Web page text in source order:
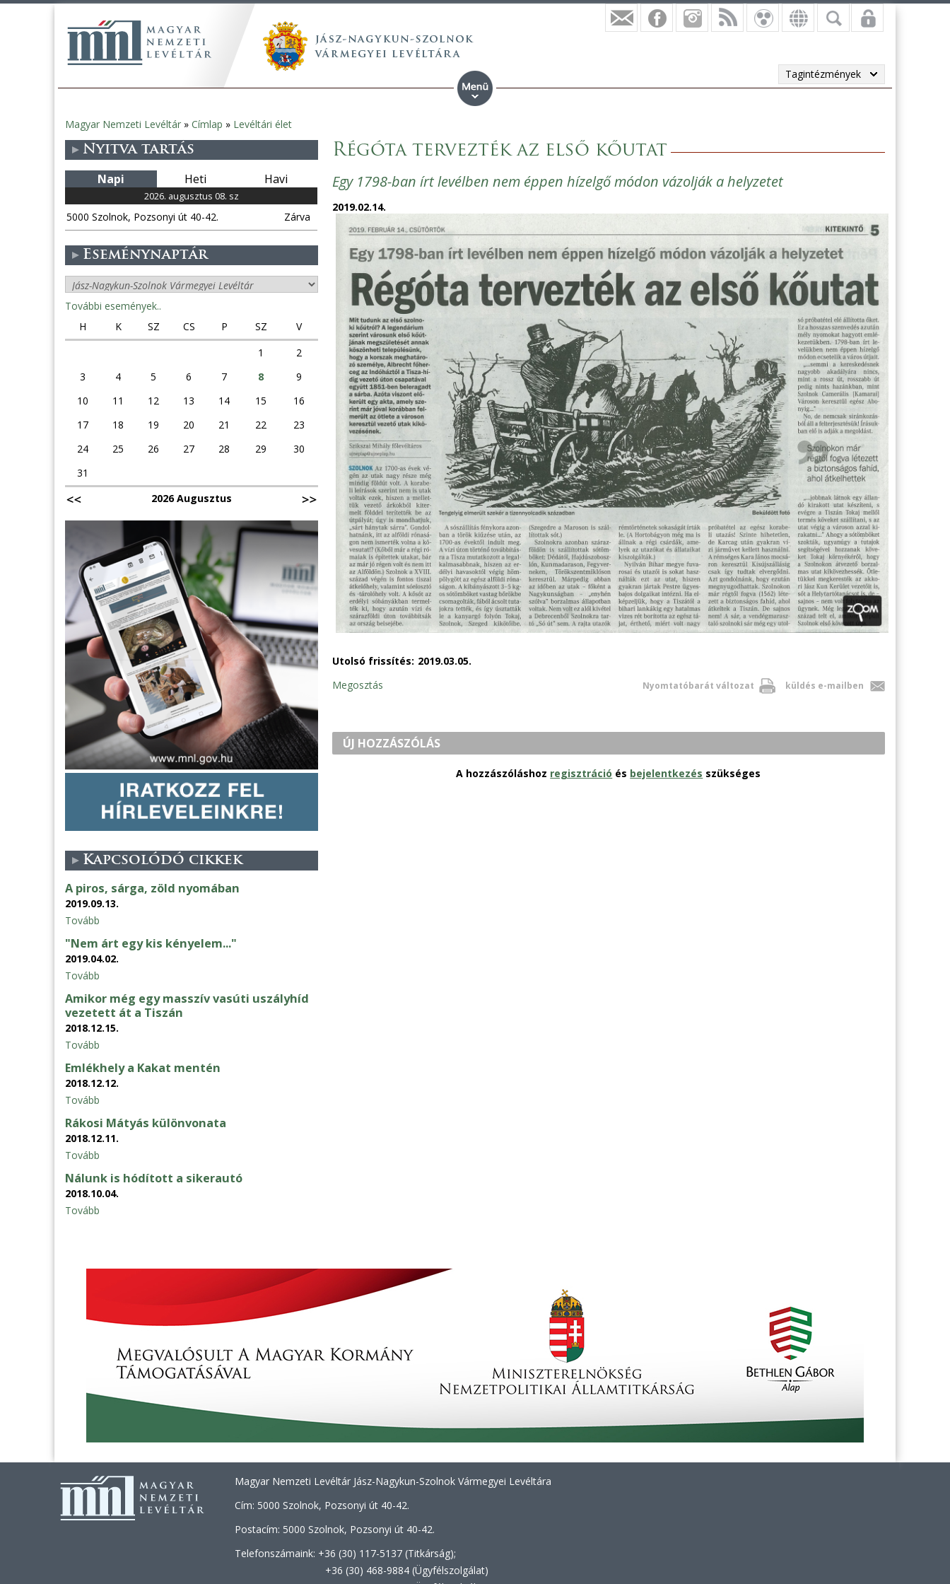
Tagintézmények
Jelenlegi
hely
Magyar Nemzeti Levéltár » Címlap » Levéltári élet
Régóta tervezték az első kőutat
Egy 1798-ban írt levélben nem éppen hízelgő módon vázolják a helyzetet
2019.02.14.
Utolsó frissítés: 2019.03.05.
Nyomtatóbarát változat küldés e-mailben
Megosztás
ÚJ HOZZÁSZÓLÁS
A hozzászóláshoz regisztráció és bejelentkezés szükséges
Nyitva tartás
Napi Heti Havi
2026. augusztus 08. sz
5000 Szolnok, Pozsonyi út 40-42. Zárva
Eseménynaptár
További események..
H
K SZ CS P SZ
V
1
2
3
4 5 6 7 8
9
10
11 12 13 14 15
16
17
18 19 20 21 22
23
24
25 26 27 28 29
30
31
2026 Augusztus
Kapcsolódó cikkek
A piros, sárga, zöld nyomában
2019.09.13.
Tovább
"Nem árt egy kis kényelem..."
2019.04.02.
Tovább
Amikor még egy masszív vasúti uszályhíd
vezetett át a Tiszán
2018.12.15.
Tovább
Emlékhely a Kakat mentén
2018.12.12.
Tovább
Rákosi Mátyás különvonata
2018.12.11.
Tovább
Nálunk is hódított a sikerautó
2018.10.04.
Tovább
Magyar Nemzeti Levéltár Jász-Nagykun-Szolnok Vármegyei Levéltára
Cím: 5000 Szolnok, Pozsonyi út 40-42.
Postacím: 5000 Szolnok, Pozsonyi út 40-42.
Telefonszámaink: +36 (30) 117-5137 (Titkárság);
+36 (30) 468-9884 (Ügyfélszolgálat)